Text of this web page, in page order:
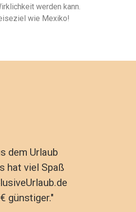
werden kann.
wie Mexiko!
dem Urlaub
hat viel Spaß
günstiger."